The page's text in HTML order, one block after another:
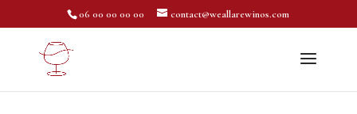
06 00 00 00 00 contact@weallarewinos.com